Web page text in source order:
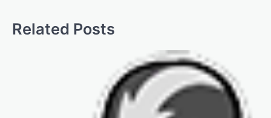
Related Posts